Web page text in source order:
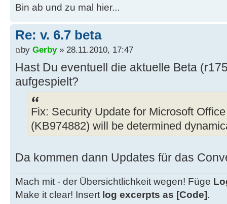
Bin ab und zu mal hier...
Re: v. 6.7 beta
by Gerby» 28.11.2010, 17:47
Hast Du eventuell die aktuelle Beta
aufgespielt?
Fix: Security Update for Microsoft
(KB974882) will be determined
Da kommen dann Updates für das
Mach mit - der Übersichtlichkeit wegen! Füge
Make it clear! Insert log excerpts as [Code].